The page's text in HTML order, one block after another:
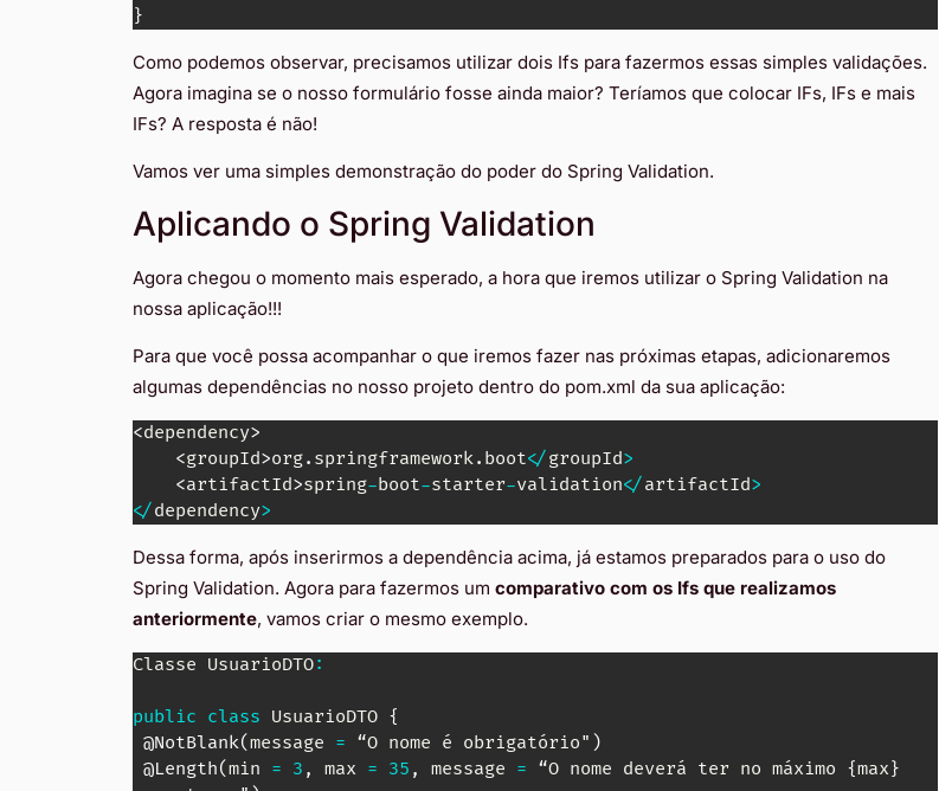
}
Como podemos observar, precisamos utilizar dois Ifs para fazermos essas simples validações.
Agora imagina se o nosso formulário fosse ainda maior? Teríamos que colocar IFs, IFs e mais
IFs? A resposta é não!
Vamos ver uma simples demonstração do poder do Spring Validation.
Aplicando o Spring Validation
Agora chegou o momento mais esperado, a hora que iremos utilizar o Spring Validation na
nossa aplicação!!!
Para que você possa acompanhar o que iremos fazer nas próximas etapas, adicionaremos
algumas dependências no nosso projeto dentro do pom.xml da sua aplicação:
<dependency>
<groupId>org. springframework. boot</groupId>
<artifactId>spring-boot-starter-validation</artifactId>
</dependency>
Dessa forma, após inserirmos a dependência acima, já estamos preparados para o uso do
Spring Validation. Agora para fazermos um comparativo com os Ifs que realizamos
anteriormente, vamos criar o mesmo exemplo.
Classe UsuarioDTO:
public class UsuarioDTO {
@NotBlank(message = “O nome é obrigatório" )
@Length(min = 3 , max = 35 , message = “O nome deverá ter no máximo {max }